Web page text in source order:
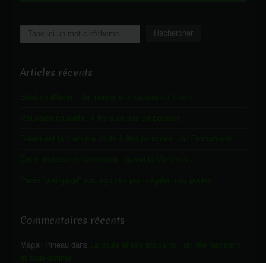
Rechercher Rechercher
Articles récents
Commentaires récents
Magali Pineau dans